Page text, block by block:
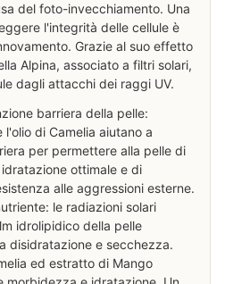
del foto-invecchiamento. Una
l'integrità delle cellule è
Grazie al suo effetto
Alpina, associato a filtri solari,
dagli attacchi dei raggi UV.
barriera della pelle:
l'olio di Camelia aiutano a
per permettere alla pelle di
ottimale e di
alle aggressioni esterne.
le radiazioni solari
idrolipidico della pelle
disidratazione e secchezza.
ed estratto di Mango